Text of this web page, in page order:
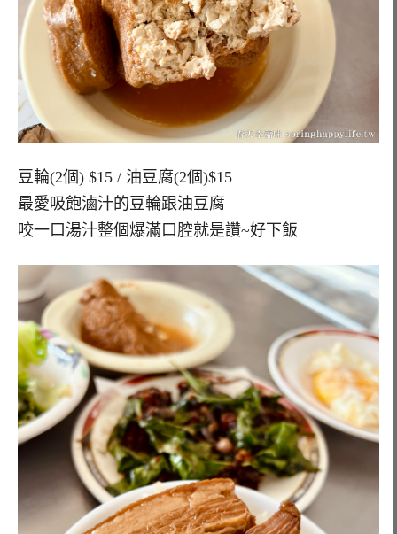
豆輪(2個) $15 / 油豆腐(2個)$15
最愛吸飽滷汁的豆輪跟油豆腐
咬一口湯汁整個爆滿口腔就是讚~好下飯